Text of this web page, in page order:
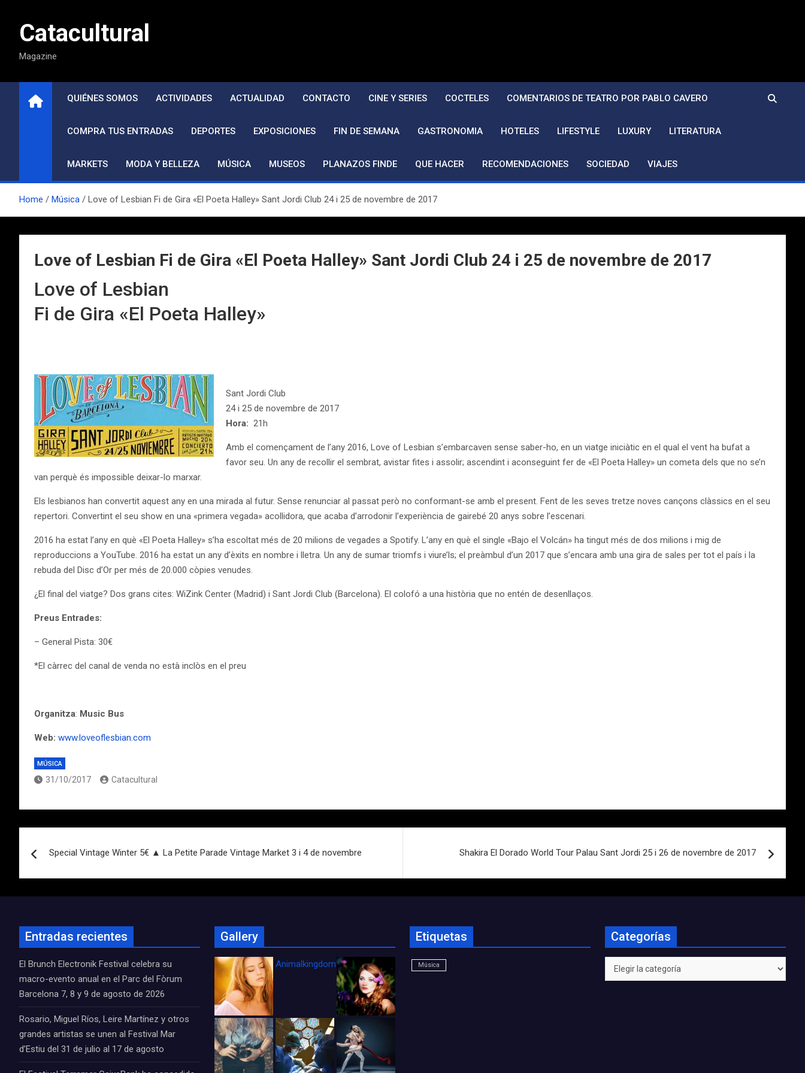
contenidoCatacultural
Magazine
QUIÉNES SOMOS ACTIVIDADES ACTUALIDAD CONTACTO CINE Y SERIES COCTELES COMENTARIOS DE TEATRO POR PABLO CAVERO
COMPRA TUS ENTRADAS DEPORTES EXPOSICIONES FIN DE SEMANA GASTRONOMIA HOTELES LIFESTYLE LUXURY LITERATURA
MARKETS MODA Y BELLEZA MÚSICA MUSEOS PLANAZOS FINDE QUE HACER RECOMENDACIONES SOCIEDAD VIAJES
Home Música Love of Lesbian Fi de Gira «El Poeta Halley» Sant Jordi Club 24 i 25 de novembre de 2017
Love of Lesbian Fi de Gira «El Poeta Halley» Sant Jordi Club 24 i 25 de novembre de 2017
Love of Lesbian
Fi de Gira «El Poeta Halley»
Sant Jordi Club
24 i 25 de novembre de 2017
Hora: 21h
Amb el començament de l’any 2016, Love of Lesbian s’embarcaven sense saber-ho, en un viatge iniciàtic en el qual el vent ha bufat a
favor seu. Un any de recollir el sembrat, avistar fites i assolir; ascendint i aconseguint fer de «El Poeta Halley» un cometa dels que no se’n
van perquè és impossible deixar-lo marxar.
Els lesbianos han convertit aquest any en una mirada al futur. Sense renunciar al passat però no conformant-se amb el present. Fent de les seves tretze noves cançons clàssics en el seu
repertori. Convertint el seu show en una «primera vegada» acollidora, que acaba d’arrodonir l’experiència de gairebé 20 anys sobre l’escenari.
2016 ha estat l’any en què «El Poeta Halley» s’ha escoltat més de 20 milions de vegades a Spotify. L’any en què el single «Bajo el Volcán» ha tingut més de dos milions i mig de
reproduccions a YouTube. 2016 ha estat un any d’èxits en nombre i lletra. Un any de sumar triomfs i viure’ls; el preàmbul d’un 2017 que s’encara amb una gira de sales per tot el país i la
rebuda del Disc d’Or per més de 20.000 còpies venudes.
¿El final del viatge? Dos grans cites: WiZink Center (Madrid) i Sant Jordi Club (Barcelona). El colofó ​​a una història que no entén de desenllaços.
Preus Entrades:
– General Pista: 30€
*El càrrec del canal de venda no està inclòs en el preu
Organitza: Music Bus
Web: www.loveoflesbian.com
MÚSICA
31/10/2017 Catacultural
de
Special Vintage Winter 5€ ▲ La Petite Parade Vintage Market 3 i 4 de novembre Shakira El Dorado World Tour Palau Sant Jordi 25 i 26 de novembre de 2017
Entradas recientes
El Brunch Electronik Festival celebra su
macro-evento anual en el Parc del Fòrum
Barcelona 7, 8 y 9 de agosto de 2026
Rosario, Miguel Ríos, Leire Martínez y otros
grandes artistas se unen al Festival Mar
d’Estiu del 31 de julio al 17 de agosto
Gallery
Animalkingdom_FichaCine
Etiquetas
Música
Categorías
Categorías